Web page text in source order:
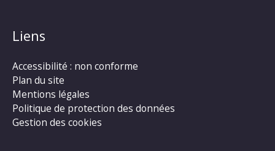
Liens
Accessibilité : non conforme
Plan du site
Mentions légales
Politique de protection des données
Gestion des cookies